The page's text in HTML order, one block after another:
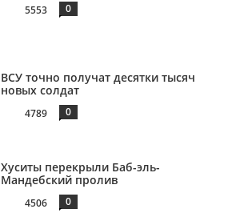
5553 0
ВСУ точно получат десятки тысяч
новых солдат
4789 0
Хуситы перекрыли Баб-эль-
Мандебский пролив
4506 0